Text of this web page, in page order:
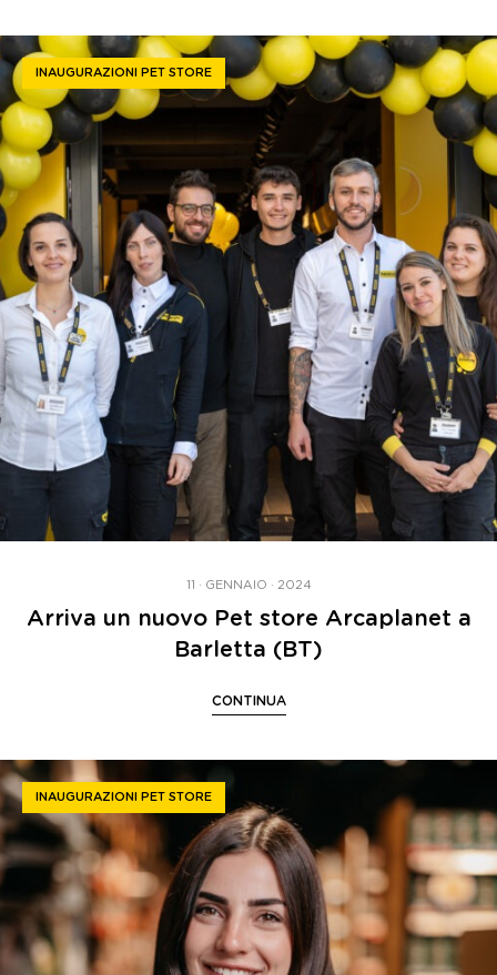
INAUGURAZIONI PET STORE
11 · GENNAIO · 2024
Arriva un nuovo Pet store Arcaplanet a
Barletta (BT)
CONTINUA
INAUGURAZIONI PET STORE